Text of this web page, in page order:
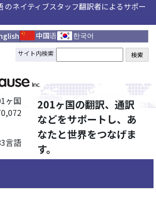
のネイティブスタッフ翻訳者によるサポー